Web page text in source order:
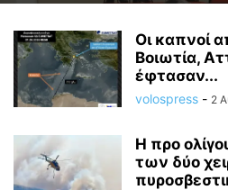
Οι καπνοί
Βοιωτία,
έφτασαν...
volospress - 2
Η προ
των δύο